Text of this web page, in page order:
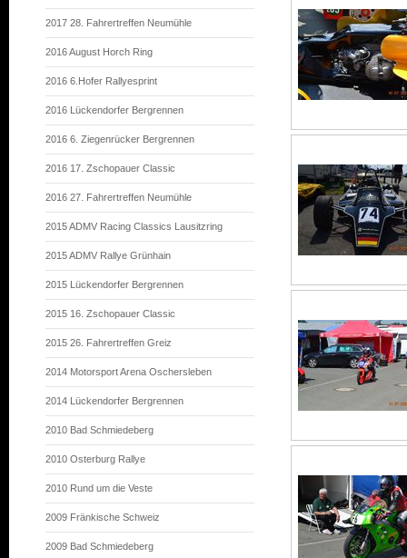
2017 28. Fahrertreffen Neumühle
2016 August Horch Ring
2016 6.Hofer Rallyesprint
2016 Lückendorfer Bergrennen
2016 6. Ziegenrücker Bergrennen
2016 17. Zschopauer Classic
2016 27. Fahrertreffen Neumühle
2015 ADMV Racing Classics Lausitzring
2015 ADMV Rallye Grünhain
2015 Lückendorfer Bergrennen
2015 16. Zschopauer Classic
2015 26. Fahrertreffen Greiz
2014 Motorsport Arena Oschersleben
2014 Lückendorfer Bergrennen
2010 Bad Schmiedeberg
2010 Osterburg Rallye
2010 Rund um die Veste
2009 Fränkische Schweiz
2009 Bad Schmiedeberg